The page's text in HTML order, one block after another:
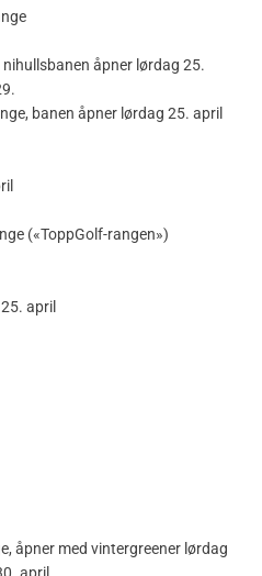
åpner lørdag 25.
banen åpner lørdag 25. april
(«ToppGolf-rangen»)
april
åpner med vintergreener lørdag
april